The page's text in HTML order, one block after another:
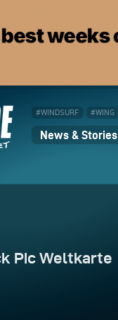
#WINDSURF #WING
News & Stories
Pic Weltkarte